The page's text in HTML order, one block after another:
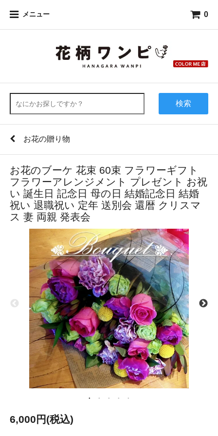
メニュー 0
検索
お花の贈り物
お花のブーケ 花束 60束 フラワーギフト
フラワーアレンジメント プレゼント お祝
い 誕生日 記念日 母の日 結婚記念日 結婚
祝い 退職祝い 定年 送別会 還暦 クリスマ
ス 妻 両親 発表会
6,000円(税込)